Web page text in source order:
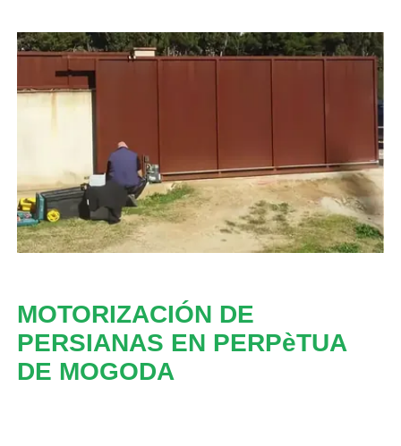
MOTORIZACIÓN DE
PERSIANAS EN PERPèTUA
DE MOGODA